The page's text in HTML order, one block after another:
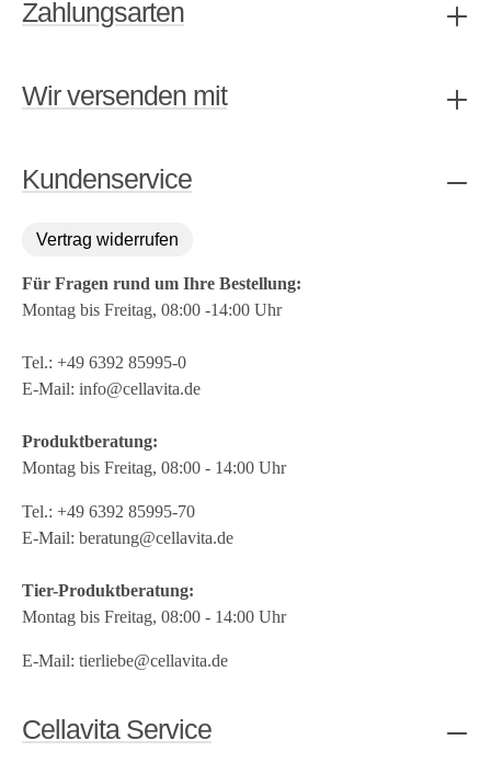
Zahlungsarten
Wir versenden mit
Kundenservice
Vertrag widerrufen
Für Fragen rund um Ihre Bestellung:
Montag bis Freitag, 08:00 -14:00 Uhr
Tel.: +49 6392 85995-0
E-Mail: info@cellavita.de
Produktberatung:
Montag bis Freitag, 08:00 - 14:00 Uhr
Tel.: +49 6392 85995-70
E-Mail: beratung@cellavita.de
Tier-Produktberatung:
Montag bis Freitag, 08:00 - 14:00 Uhr
E-Mail: tierliebe@cellavita.de
Cellavita Service